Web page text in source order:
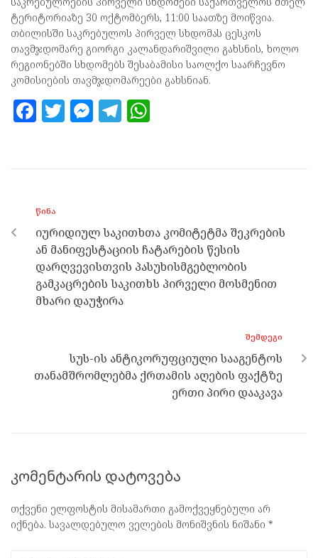
ტერიტორიაზე 30 ოქტომბერს, 11:00 საათზე მოიწვია.
თბილისში საკრებულოს პირველ სხდომას ცესკოს
თავმჯდომარე გიორგი კალანდარიშვილი გახსნის, ხოლო
რეგიონებში სხდომებს შესაბამისი საოლქო საარჩევნო
კომისიების თავმჯდომარეები გახსნიან.
F
o
o
k
T M
er
T
m p
p
ᲬᲘᲜᲐ
იურიდიულ საკითხთა კომიტეტმა შეკრების
ან მანიფესტაციის ჩატარების წესის
დარღვევისთვის პასუხისმგებლობის
გამკაცრების საკითხს პირველი მოსმენით
მხარი დაუჭირა
ᲨᲔᲛᲓᲔᲒᲘ
სუს-ის ანტიკორუფციული სააგენტოს
თანამშრომლებმა ქრთამის აღების ფაქტზე
ერთი პირი დააკავა
კომენტარის დატოვება
თქვენი ელფოსტის მისამართი გამოქვეყნებული არ
იქნება. სავალდებულო ველების მონიშვნის ნიშანი *